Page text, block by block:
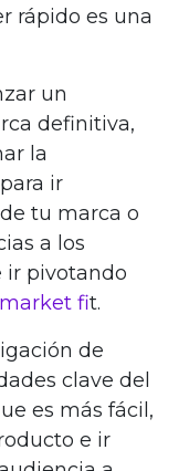
rápido es una
un
definitiva,
la
ir
tu marca o
a los
ir pivotando
fit.
de
clave del
es más fácil,
e ir